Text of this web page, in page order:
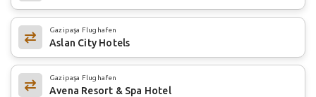
Gazipaşa Flughafen
Aslan City Hotels
Gazipaşa Flughafen
Avena Resort & Spa Hotel